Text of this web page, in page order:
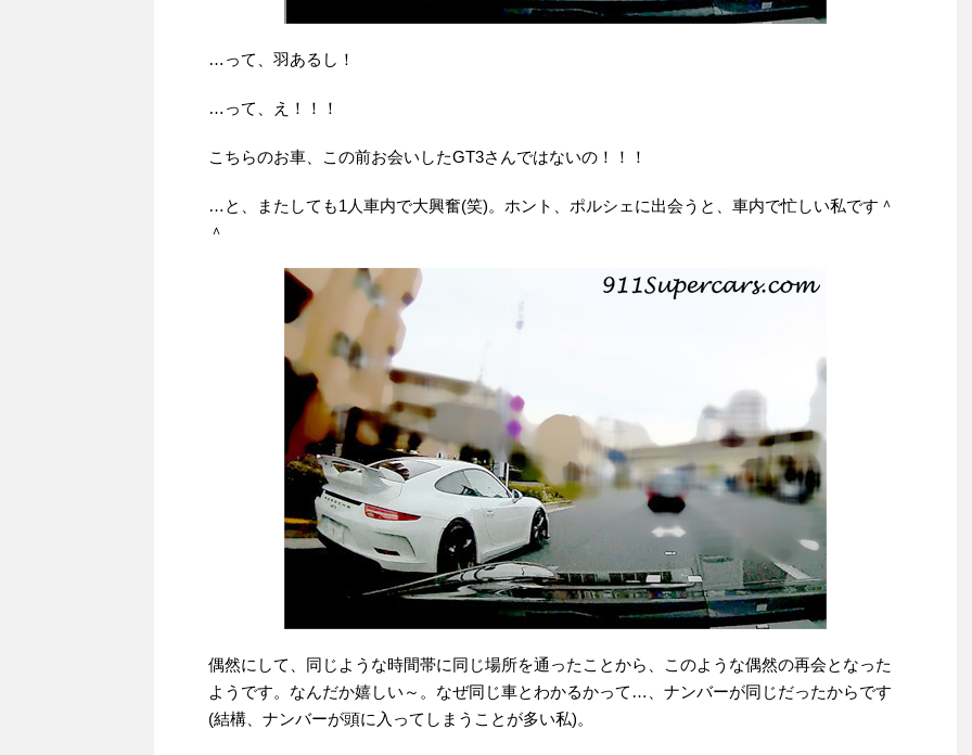
…って、羽あるし！
…って、え！！！
こちらのお車、この前お会いしたGT3さんではないの！！！
…と、またしても1人車内で大興奮(笑)。ホント、ポルシェに出会うと、車内で忙しい私です＾
＾
偶然にして、同じような時間帯に同じ場所を通ったことから、このような偶然の再会となった
ようです。なんだか嬉しい～。なぜ同じ車とわかるかって…、ナンバーが同じだったからです
(結構、ナンバーが頭に入ってしまうことが多い私)。